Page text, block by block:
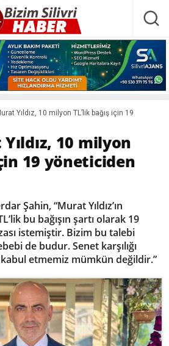
Yıldız, 10 milyon TL’lik bağış için 19
10 milyon
19 yöneticiden
Şahin, “Murat Yıldız’ın
bu bağışın şartı olarak 19
istemiştir. Bizim bu talebi
de budur. Senet karşılığı
kabul etmemiz mümkün değildir.”